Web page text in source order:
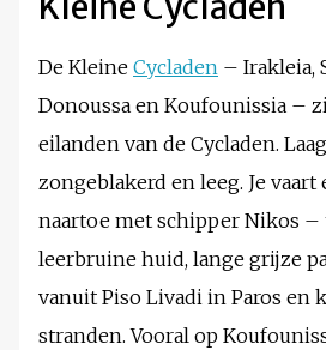
De Kleine Cycladen – Irakleia,
Donoussa en Koufounissia –
eilanden van de Cycladen.
zongeblakerd en leeg. Je
naartoe met schipper Nikos –
leerbruine huid, lange grijze
vanuit Piso Livadi in Paros en
stranden. Vooral op